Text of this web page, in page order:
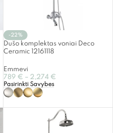
-22%
Dušo komplektas voniai Deco
Ceramic 12161118
Emmevi
789 € – 2,274 €
Pasirinkti Savybes